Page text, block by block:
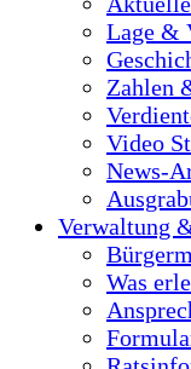
Lage &
Zahlen
Video
News-
Verwaltung
Was